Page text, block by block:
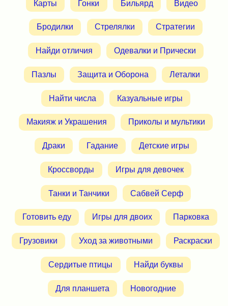
Карты Гонки Бильярд Видео
Бродилки Стрелялки Стратегии
Найди отличия Одевалки и Прически
Пазлы Защита и Оборона Леталки
Найти числа Казуальные игры
Макияж и Украшения Приколы и мультики
Драки Гадание Детские игры
Кроссворды Игры для девочек
Танки и Танчики Сабвей Серф
Готовить еду Игры для двоих Парковка
Грузовики Уход за животными Раскраски
Сердитые птицы Найди буквы
Для планшета Новогодние